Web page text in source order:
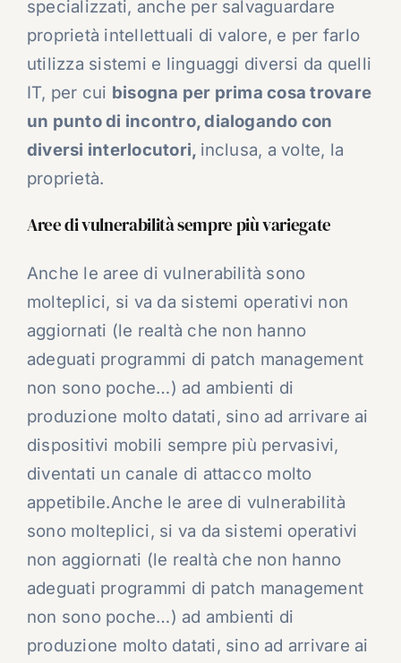
specializzati, anche per salvaguardare
proprietà intellettuali di valore, e per farlo
utilizza sistemi e linguaggi diversi da quelli
IT, per cui bisogna per prima cosa trovare
un punto di incontro, dialogando con
diversi interlocutori, inclusa, a volte, la
proprietà.
Aree di vulnerabilità sempre più variegate
Anche le aree di vulnerabilità sono
molteplici, si va da sistemi operativi non
aggiornati (le realtà che non hanno
adeguati programmi di patch management
non sono poche…) ad ambienti di
produzione molto datati, sino ad arrivare ai
dispositivi mobili sempre più pervasivi,
diventati un canale di attacco molto
appetibile.Anche le aree di vulnerabilità
sono molteplici, si va da sistemi operativi
non aggiornati (le realtà che non hanno
adeguati programmi di patch management
non sono poche…) ad ambienti di
produzione molto datati, sino ad arrivare ai